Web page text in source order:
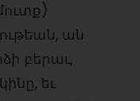
ան
բերաւ,
եւ